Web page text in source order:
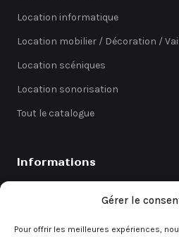
Gérer le
Pour offrir les meilleures expériences,
Location informatique
Location mobilier / Décoration /
Location scéniques
Location sonorisation
Tout le catalogue
Informations